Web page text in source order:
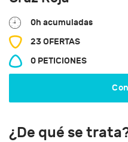
0h acumuladas
23 OFERTAS
0 PETICIONES
¿De qué se